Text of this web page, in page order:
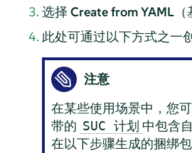
选择 Create from YAML（
此处可通过以下方式之一
注意
在某些使用场景中，您
带的 SUC 计划 中包含
在以下步骤生成的捆绑